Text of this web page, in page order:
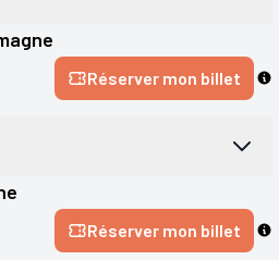
Réserver mon billet
Réserver mon billet